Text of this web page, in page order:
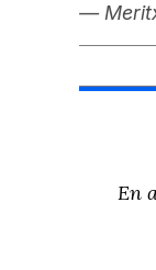
—
En